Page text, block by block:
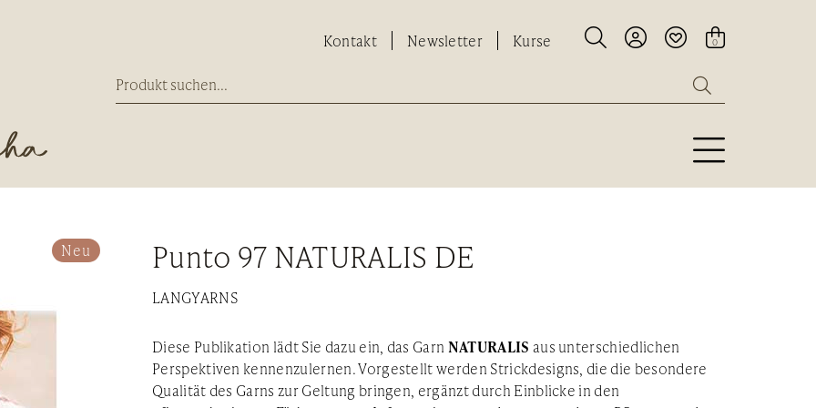
Kontakt Newsletter Kurse    0


Neu Punto 97 NATURALIS DE
LANGYARNS
Diese Publikation lädt Sie dazu ein, das Garn NATURALIS aus unterschiedlichen
Perspektiven kennenzulernen. Vorgestellt werden Strickdesigns, die die besondere
Qualität des Garns zur Geltung bringen, ergänzt durch Einblicke in den